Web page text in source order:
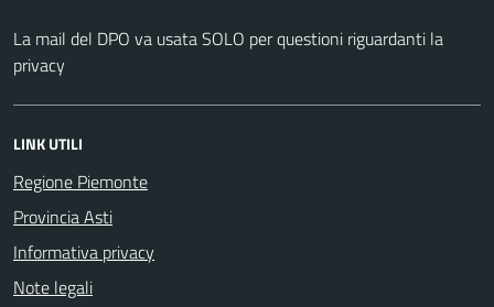
La mail del DPO va usata SOLO per questioni riguardanti la
privacy
LINK UTILI
Regione Piemonte
Provincia Asti
Informativa privacy
Note legali